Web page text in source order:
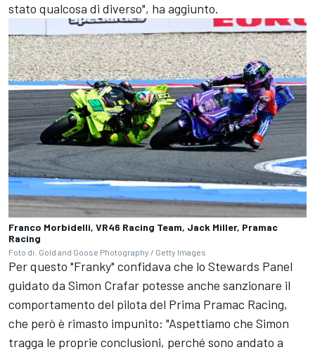
stato qualcosa di diverso", ha aggiunto.
Franco Morbidelli, VR46 Racing Team, Jack Miller, Pramac
Racing
Foto di: Gold and Goose Photography / Getty Images
Per questo "Franky" confidava che lo Stewards Panel
guidato da Simon Crafar potesse anche sanzionare il
comportamento del pilota del Prima Pramac Racing,
che però è rimasto impunito: "Aspettiamo che Simon
tragga le proprie conclusioni, perché sono andato a